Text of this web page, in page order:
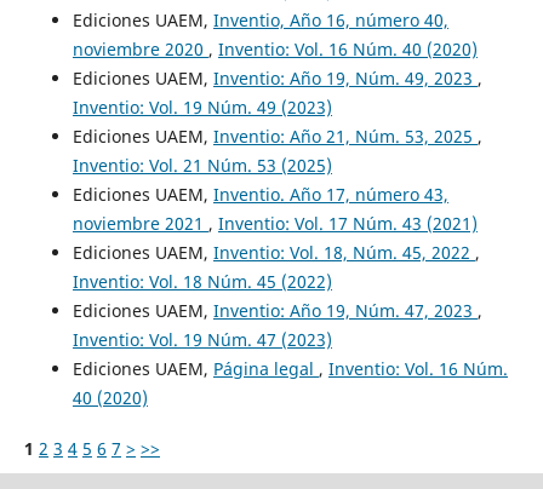
Ediciones UAEM, Inventio, Año 16, número 40,
noviembre 2020 , Inventio: Vol. 16 Núm. 40 (2020)
Ediciones UAEM, Inventio: Año 19, Núm. 49, 2023 ,
Inventio: Vol. 19 Núm. 49 (2023)
Ediciones UAEM, Inventio: Año 21, Núm. 53, 2025 ,
Inventio: Vol. 21 Núm. 53 (2025)
Ediciones UAEM, Inventio. Año 17, número 43,
noviembre 2021 , Inventio: Vol. 17 Núm. 43 (2021)
Ediciones UAEM, Inventio: Vol. 18, Núm. 45, 2022 ,
Inventio: Vol. 18 Núm. 45 (2022)
Ediciones UAEM, Inventio: Año 19, Núm. 47, 2023 ,
Inventio: Vol. 19 Núm. 47 (2023)
Ediciones UAEM, Página legal , Inventio: Vol. 16 Núm.
40 (2020)
1 2 3 4 5 6 7 > >>